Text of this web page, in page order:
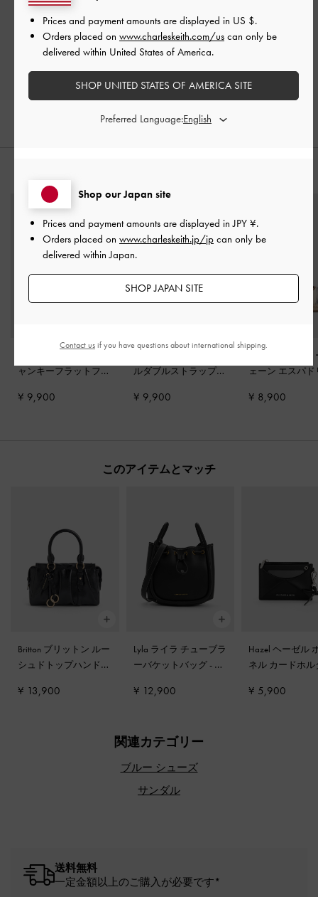
レビューを書く
ャンキーフラットフォ
ブルー
¥ 9,900
ルダブルストラップサ
¥ 9,900
ストライプ メ
ェーン エスパド
ルー
¥ 8,900
このアイテムとマッチ
Britton ブリットン ルー
シュドトップハンドル
ク
¥ 13,900
Lyla ライラ チューブラ
ーバケットバッグ- ブ
¥ 12,900
Hazel ヘーゼル
ネル カードホ
¥ 5,900
関連カテゴリー
ブルー シューズ
サンダル
送料無料
一定金額以上のご購入が必要です*
Shop our Japan site
Prices and payment amounts are displayed inJPY ¥.
Orders placed on www.charleskeith.jp/jp can only be
delivered within Japan.
SHOP JAPAN SITE
Prices and payment amounts are displayed in US $.
Orders placed on www.charleskeith.com/us can only be
delivered within United States of America.
SHOP UNITED STATES OF AMERICA SITE
Preferred Language:
Contact usif you have questions about international shipping.